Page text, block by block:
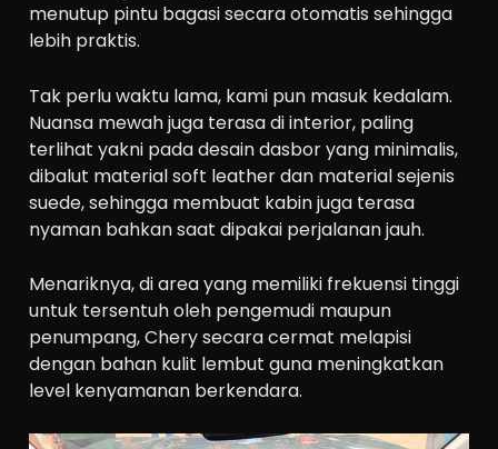
menutup pintu bagasi secara otomatis sehingga
lebih praktis.
Tak perlu waktu lama, kami pun masuk kedalam.
Nuansa mewah juga terasa di interior, paling
terlihat yakni pada desain dasbor yang minimalis,
dibalut material soft leather dan material sejenis
suede, sehingga membuat kabin juga terasa
nyaman bahkan saat dipakai perjalanan jauh.
Menariknya, di area yang memiliki frekuensi tinggi
untuk tersentuh oleh pengemudi maupun
penumpang, Chery secara cermat melapisi
dengan bahan kulit lembut guna meningkatkan
level kenyamanan berkendara.